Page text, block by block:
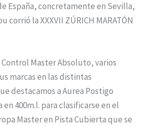
España, concretamente en Sevilla,
corrió la XXXVII ZÚRICH MARATÓN
Master Absoluto, varios
marcas en las distintas
destacamos a Aurea Postigo
400m.l. para clasificarse en el
Master en Pista Cubierta que se